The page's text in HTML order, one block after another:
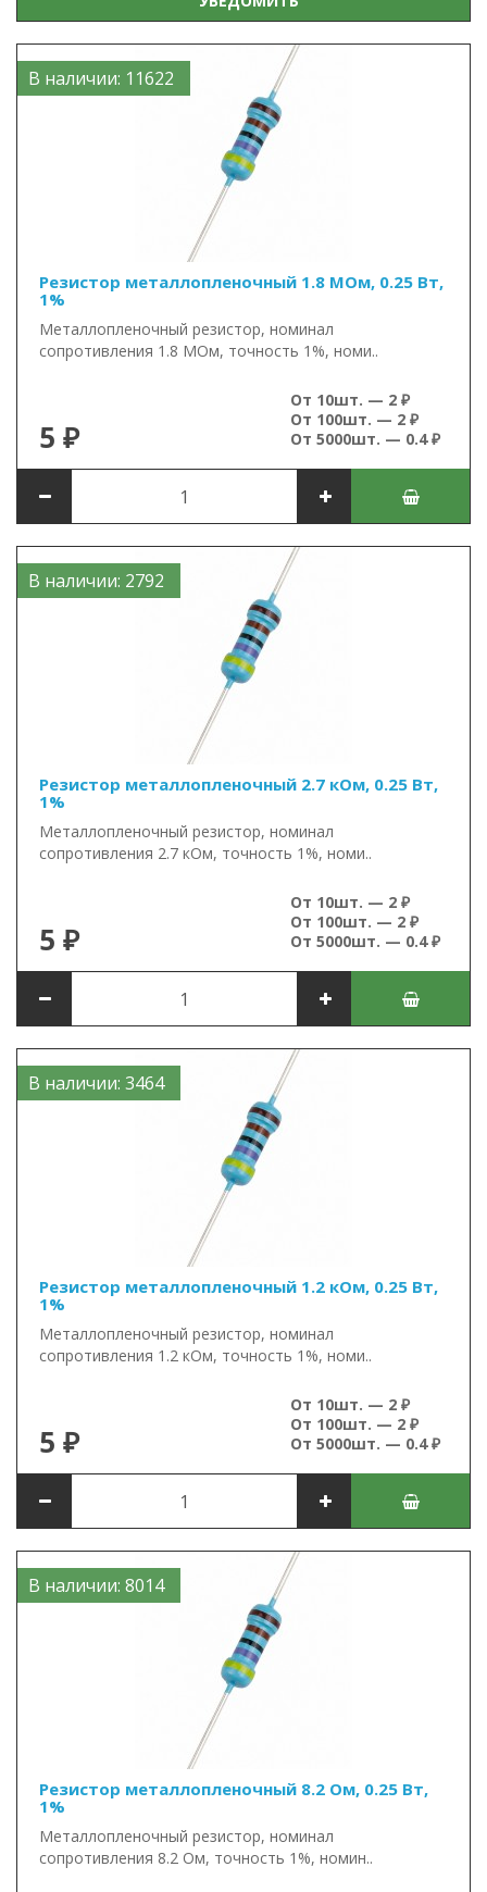
В наличии: 11622
Резистор металлопленочный 1.8 МОм, 0.25 Вт,
1%
Металлопленочный резистор, номинал
сопротивления 1.8 МОм, точность 1%, номи..
5 ₽
От 10шт. — 2 ₽
От 100шт. — 2 ₽
От 5000шт. — 0.4 ₽
В наличии: 2792
Резистор металлопленочный 2.7 кОм, 0.25 Вт,
1%
Металлопленочный резистор, номинал
сопротивления 2.7 кОм, точность 1%, номи..
5 ₽
От 10шт. — 2 ₽
От 100шт. — 2 ₽
От 5000шт. — 0.4 ₽
В наличии: 3464
Резистор металлопленочный 1.2 кОм, 0.25 Вт,
1%
Металлопленочный резистор, номинал
сопротивления 1.2 кОм, точность 1%, номи..
5 ₽
От 10шт. — 2 ₽
От 100шт. — 2 ₽
От 5000шт. — 0.4 ₽
В наличии: 8014
Резистор металлопленочный 8.2 Ом, 0.25 Вт,
1%
Металлопленочный резистор, номинал
сопротивления 8.2 Ом, точность 1%, номин..